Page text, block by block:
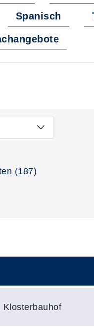
Spanisch
(187)
Klosterbauhof